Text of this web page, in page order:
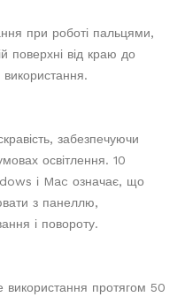
при роботі пальцями,
поверхні від краю до
використання.
забезпечуючи
освітлення. 10
і Mac означає, що
з панеллю,
і повороту.
використання протягом 50